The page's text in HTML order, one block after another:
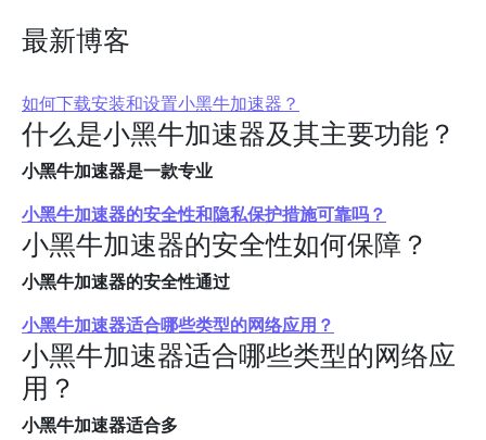
最新博客
如何下载安装和设置小黑牛加速器？
什么是小黑牛加速器及其主要功能？
小黑牛加速器是一款专业
小黑牛加速器的安全性和隐私保护措施可靠吗？
小黑牛加速器的安全性如何保障？
小黑牛加速器的安全性通过
小黑牛加速器适合哪些类型的网络应用？
小黑牛加速器适合哪些类型的网络应
用？
小黑牛加速器适合多